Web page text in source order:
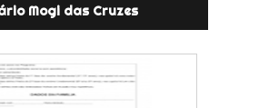
Mogi das Cruzes